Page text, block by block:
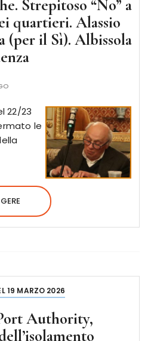
Strepitoso “No” a
quartieri. Alassio
(per il Sì). Albissola
22/23
le
19 MARZO 2026
Authority,